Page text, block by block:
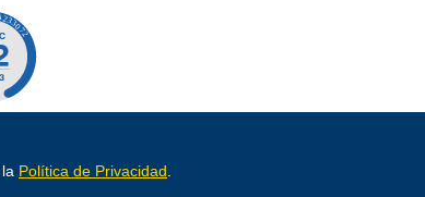
Política de Privacidad